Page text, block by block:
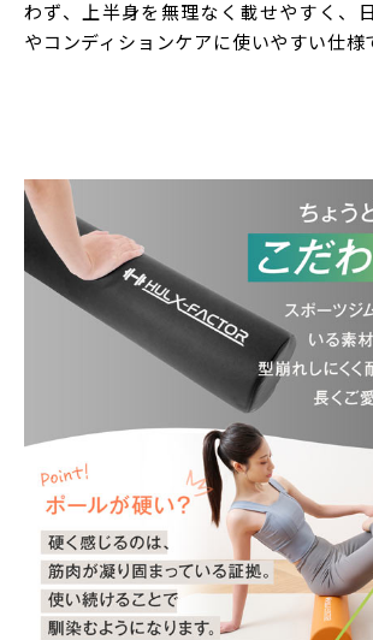
サイズ
芯材：発泡ポリエチレン（EPE） カバ
（PVC）
ご使用上の注意
・首や肩や腰に痛みがある場合は悪化
め使用を見合わせてください。
・医師や整体師等の治療を受けられてい
家にご相談の上ご使用ください。
・妊娠中は転落などカラダに衝撃が加わ
で使用しないでください。
広告文責
シーエスシー株式会社 0570-055-345
わず、上半身を無理なく載せやすく、
やコンディションケアに使いやすい仕様